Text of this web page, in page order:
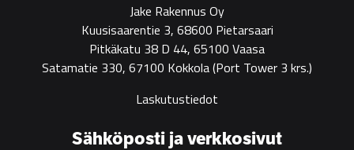
Jake Rakennus Oy
Kuusisaarentie 3, 68600 Pietarsaari
Pitkäkatu 38 D 44, 65100 Vaasa
Satamatie 330, 67100 Kokkola(Port Tower 3 krs.)
Laskutustiedot
Sähköposti ja verkkosivut